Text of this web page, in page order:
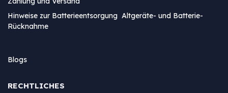
Hinweise zur Batterieentsorgung Altgeräte- und Batterie-
Rücknahme
Blogs
RECHTLICHES